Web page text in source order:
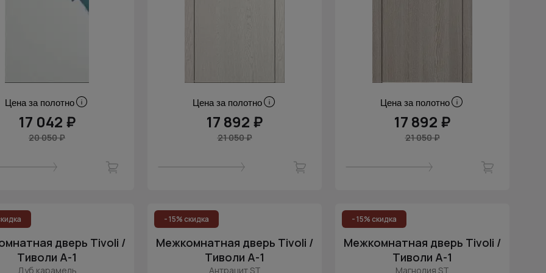
Цена за полотно
17 042 ₽
20 050 ₽
Цена за полотно
17 892 ₽
21 050 ₽
Цена за полотно
17 892 ₽
21 050 ₽
дверь Tivoli /
Тиволи А-1
Дуб карамель
- 15% скидка
Межкомнатная дверь Tivoli /
Тиволи А-1
Антрацит ST
- 15% скидка
Межкомнатная дверь Tivoli /
Тиволи А-1
Магнолия ST